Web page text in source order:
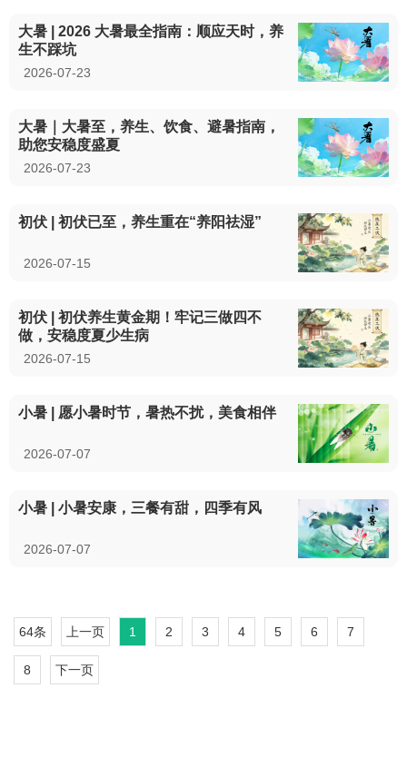
大暑 | 2026 大暑最全指南：顺应天时，养
生不踩坑
2026-07-23
大暑｜大暑至，养生、饮食、避暑指南，
助您安稳度盛夏
2026-07-23
初伏 | 初伏已至，养生重在“养阳祛湿”
2026-07-15
初伏 | 初伏养生黄金期！牢记三做四不
做，安稳度夏少生病
2026-07-15
小暑 | 愿小暑时节，暑热不扰，美食相伴
2026-07-07
小暑 | 小暑安康，三餐有甜，四季有风
2026-07-07
64条 上一页 1 2 3 4 5 6 7
8 下一页